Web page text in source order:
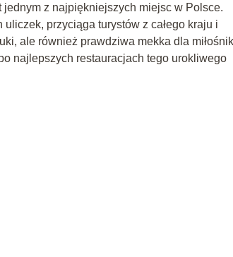
jednym z najpiękniejszych miejsc w Polsce.
przyciąga turystów z całego kraju i
ale również prawdziwa mekka dla
najlepszych restauracjach tego urokliwego